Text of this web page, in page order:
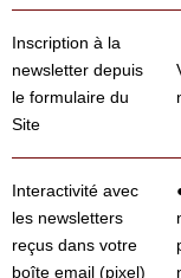
Inscription à la
newsletter depuis
le formulaire du
Site
Interactivité avec
les newsletters
reçus dans votre
boîte email (pixel)